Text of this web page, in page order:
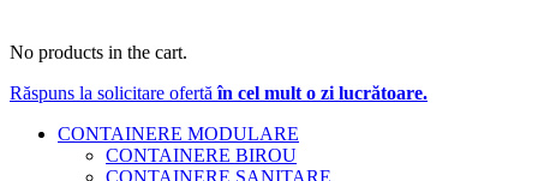
No products in the cart.
Răspuns la solicitare ofertăîn cel mult o zi lucrătoare.
CONTAINERE MODULARE
CONTAINERE BIROU
CONTAINERE SANITARE